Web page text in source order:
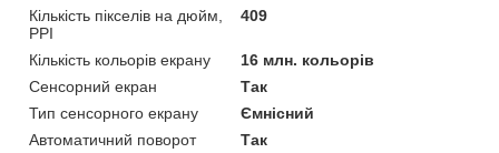
Кількість пікселів на дюйм,
PPI
409
Кількість кольорів екрану
16 млн. кольорів
Сенсорний екран
Так
Тип сенсорного екрану
Ємнісний
Автоматичний поворот
Так